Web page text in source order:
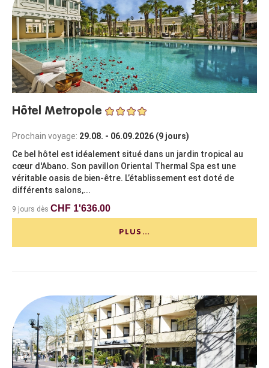
Hôtel Metropole
Prochain voyage: 29.08. - 06.09.2026 (9 jours)
Ce bel hôtel est idéalement situé dans un jardin tropical au
cœur d'Abano. Son pavillon Oriental Thermal Spa est une
véritable oasis de bien-être. L’établissement est doté de
différents salons,...
9 jours dès CHF 1'636.00
PLUS…